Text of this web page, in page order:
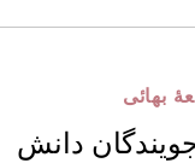
بهائی
جویندگان دانش